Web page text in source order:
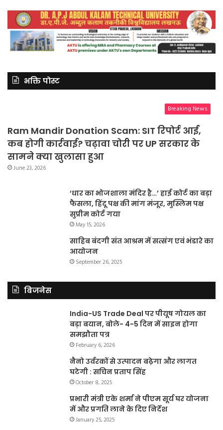
भक्ति पोस्ट
Breaking News
Ram Mandir Donation Scam: SIT रिपोर्ट आई,
कब होगी कार्रवाई? चढ़ावा चोरी पर UP सरकार के
सामने क्या खुलासा हुआ
June 23, 2026
‘धार का भोजशाला मंदिर है…’ हाई कोर्ट का बड़ा
फैसला, हिंदू पक्ष की मांग मंजूर, मुस्लिम पक्ष
सुप्रीम कोर्ट गया
May 15, 2026
साहिब बंदगी संत आश्रम में सत्संग एवं भंडारे का
आयोजन
September 26, 2025
बिजनेस
India-US Trade Deal पर पीयूष गोयल का
बड़ा बयान, बोले- 4-5 दिन में साइन होगा
समझौता पत्र
February 6, 2026
नैनो उर्वरकों से उत्पादन बढ़ेगा और लागत
घटेगी : सचिन प्रताप सिंह
October 8, 2025
प्रभारी मंत्री एके शर्मा ने पीएम सूर्य घर योजना
में और प्रगति लाने के दिए निर्देश
January 25, 2025